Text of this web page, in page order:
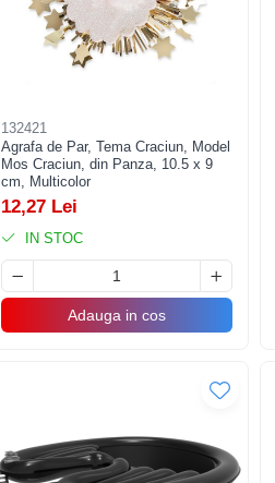
132421
Agrafa de Par, Tema Craciun, Model
Mos Craciun, din Panza, 10.5 x 9
cm, Multicolor
12,27 Lei
IN STOC
Adauga in cos